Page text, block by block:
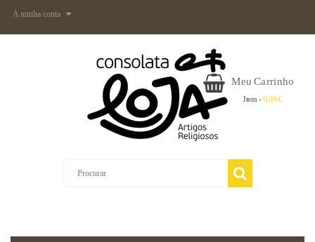
A minha conta
Meu Carrinho
Item - 0,00 €